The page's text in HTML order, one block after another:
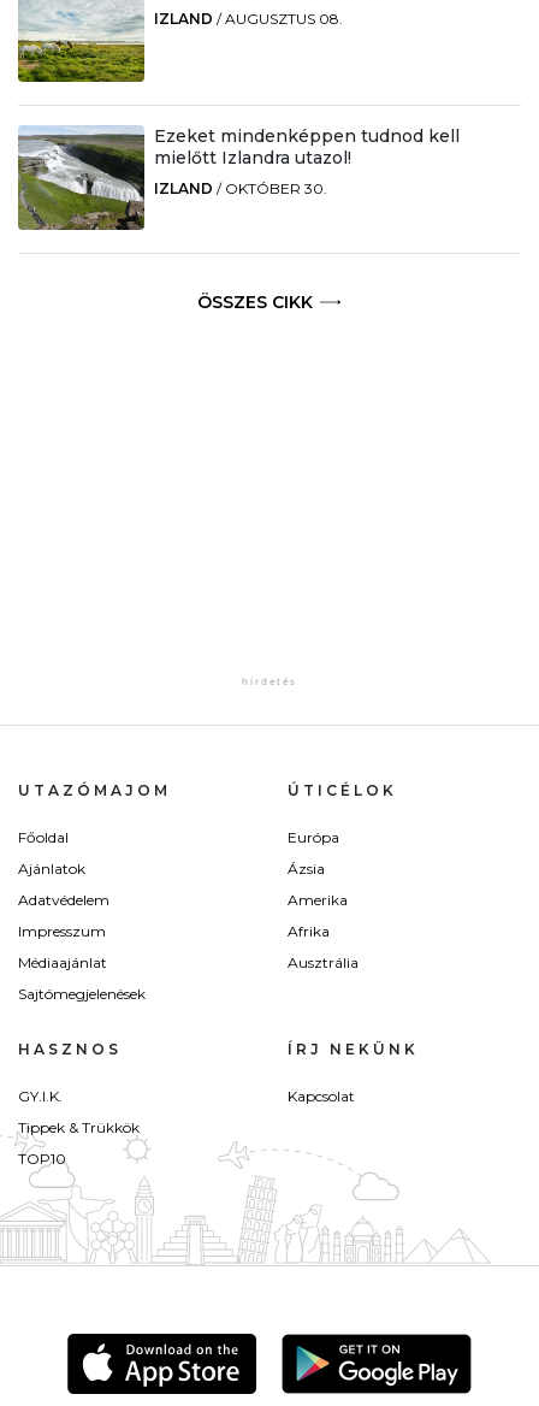
IZLAND /AUGUSZTUS 08.
Ezeket mindenképpen tudnod kell
mielőtt Izlandra utazol!
IZLAND / OKTÓBER 30.
ÖSSZES CIKK
UTAZÓMAJOM
Főoldal
Ajánlatok
Adatvédelem
Impresszum
Médiaajánlat
Sajtómegjelenések
ÚTICÉLOK
Európa
Ázsia
Amerika
Afrika
Ausztrália
HASZNOS
GY.I.K.
Tippek & Trükkök
TOP10
ÍRJ NEKÜNK
Kapcsolat